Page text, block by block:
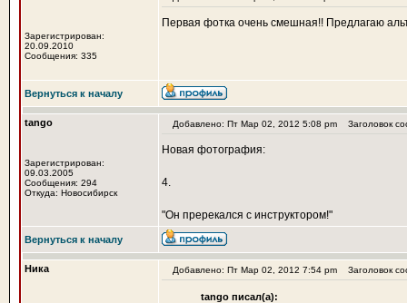
Зарегистрирован:
20.09.2010
Сообщения: 335
Первая фотка очень смешная!! Предлагаю
Вернуться к началу
tango
Зарегистрирован:
09.03.2005
Сообщения: 294
Откуда: Новосибирск
Добавлено: Пт Мар 02, 2012 5:08 pm Заголовок
Новая фотография:
4.
"Он пререкался с инструктором!"
Вернуться к началу
Ника Добавлено: Пт Мар 02, 2012 7:54 pm Заголовок
tango писал(а):